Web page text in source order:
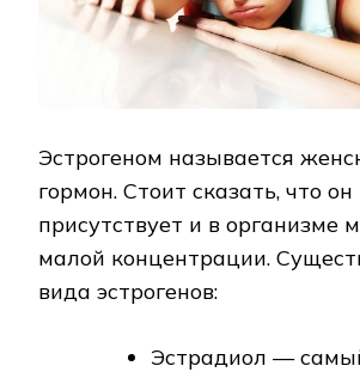
Эстрогеном называется
гормон. Стоит сказать, что он
присутствует и в организме
малой концентрации.
вида эстрогенов:
Эстрадиол —